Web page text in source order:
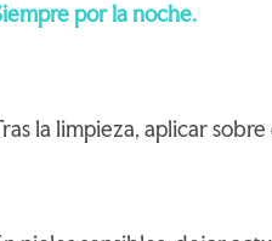
por la noche.
la limpieza, aplicar